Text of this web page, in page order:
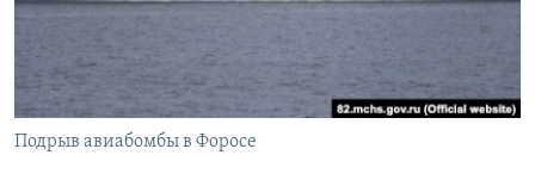
ПОБЕДИТЕЛЕЙ НЕ СУДЯТ?
КРЫМ.НЕПОКОРЕННЫЙ
ELIFBE
УКРАИНСКАЯ ПРОБЛЕМА КРЫМА
ПРИСОЕДИНЯЙТЕСЬ!
Подрыв авиабомбы в Форосе